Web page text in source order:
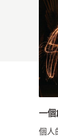
一個
個人